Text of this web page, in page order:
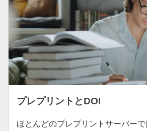
プレプリントとDOI
ほとんどのプレプリントサーバー